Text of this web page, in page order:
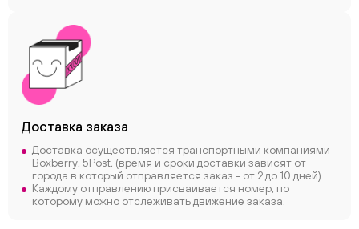
Доставка заказа
Доставка осуществляется транспортными компаниями
Boxberry, 5Post, (время и сроки доставки зависят от
города в который отправляется заказ - от 2 до 10 дней)
Каждому отправлению присваивается номер, по
которому можно отслеживать движение заказа.